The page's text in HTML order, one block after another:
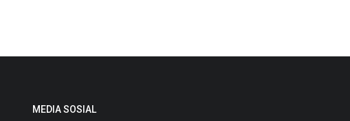
MEDIA SOSIAL